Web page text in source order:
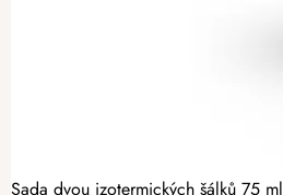
Sada dvou izotermických šálků 75 ml